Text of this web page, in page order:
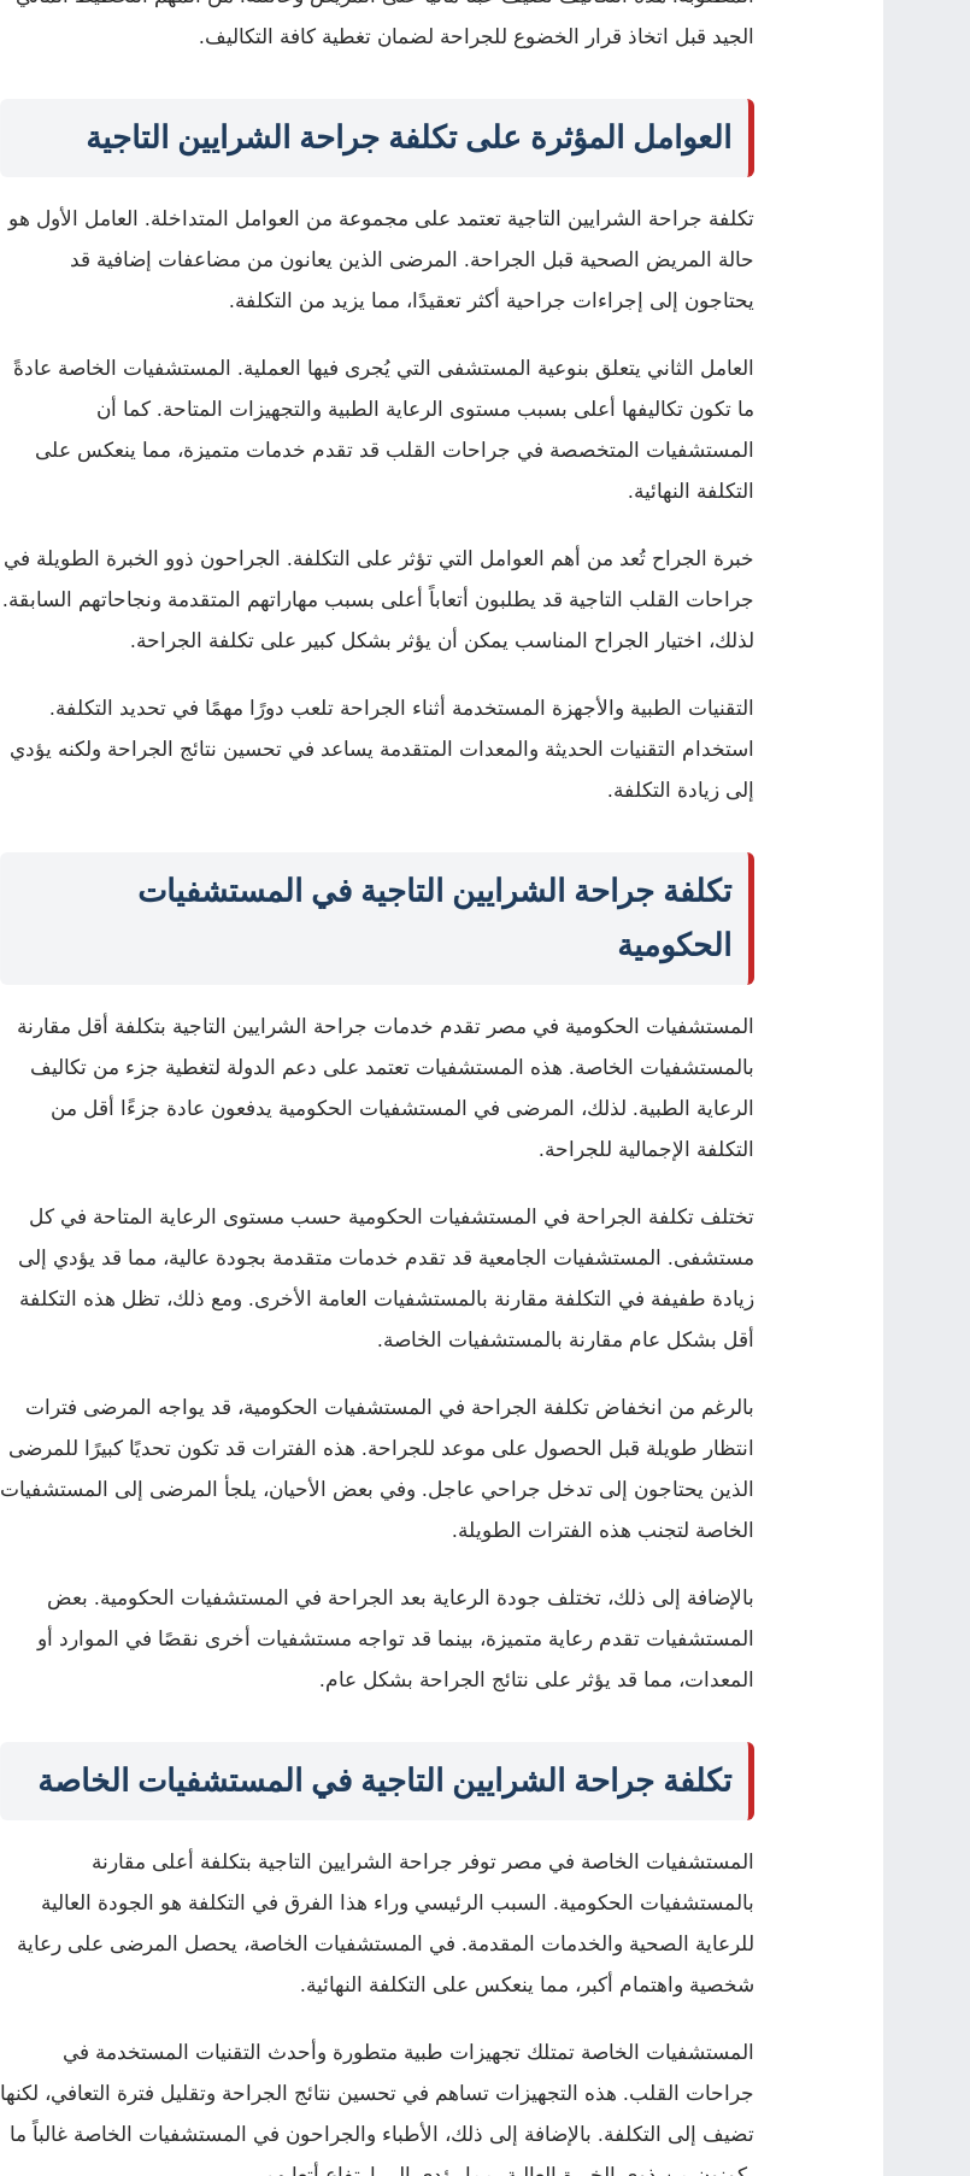
الجيد قبل اتخاذ قرار الخضوع للجراحة لضمان تغطية كافة التكاليف.
العوامل المؤثرة على تكلفة جراحة الشرايين التاجية
تكلفة جراحة الشرايين التاجية تعتمد على مجموعة من العوامل المتداخلة. العامل الأول هو
حالة المريض الصحية قبل الجراحة. المرضى الذين يعانون من مضاعفات إضافية قد
يحتاجون إلى إجراءات جراحية أكثر تعقيدًا، مما يزيد من التكلفة.
العامل الثاني يتعلق بنوعية المستشفى التي يُجرى فيها العملية. المستشفيات الخاصة عادةً
ما تكون تكاليفها أعلى بسبب مستوى الرعاية الطبية والتجهيزات المتاحة. كما أن
المستشفيات المتخصصة في جراحات القلب قد تقدم خدمات متميزة، مما ينعكس على
التكلفة النهائية.
خبرة الجراح تُعد من أهم العوامل التي تؤثر على التكلفة. الجراحون ذوو الخبرة الطويلة في
جراحات القلب التاجية قد يطلبون أتعاباً أعلى بسبب مهاراتهم المتقدمة ونجاحاتهم السابقة.
لذلك، اختيار الجراح المناسب يمكن أن يؤثر بشكل كبير على تكلفة الجراحة.
التقنيات الطبية والأجهزة المستخدمة أثناء الجراحة تلعب دورًا مهمًا في تحديد التكلفة.
استخدام التقنيات الحديثة والمعدات المتقدمة يساعد في تحسين نتائج الجراحة ولكنه يؤدي
إلى زيادة التكلفة.
تكلفة جراحة الشرايين التاجية في المستشفيات
الحكومية
المستشفيات الحكومية في مصر تقدم خدمات جراحة الشرايين التاجية بتكلفة أقل مقارنة
بالمستشفيات الخاصة. هذه المستشفيات تعتمد على دعم الدولة لتغطية جزء من تكاليف
الرعاية الطبية. لذلك، المرضى في المستشفيات الحكومية يدفعون عادة جزءًا أقل من
التكلفة الإجمالية للجراحة.
تختلف تكلفة الجراحة في المستشفيات الحكومية حسب مستوى الرعاية المتاحة في كل
مستشفى. المستشفيات الجامعية قد تقدم خدمات متقدمة بجودة عالية، مما قد يؤدي إلى
زيادة طفيفة في التكلفة مقارنة بالمستشفيات العامة الأخرى. ومع ذلك، تظل هذه التكلفة
أقل بشكل عام مقارنة بالمستشفيات الخاصة.
بالرغم من انخفاض تكلفة الجراحة في المستشفيات الحكومية، قد يواجه المرضى فترات
انتظار طويلة قبل الحصول على موعد للجراحة. هذه الفترات قد تكون تحديًا كبيرًا للمرضى
الذين يحتاجون إلى تدخل جراحي عاجل. وفي بعض الأحيان، يلجأ المرضى إلى المستشفيات
الخاصة لتجنب هذه الفترات الطويلة.
بالإضافة إلى ذلك، تختلف جودة الرعاية بعد الجراحة في المستشفيات الحكومية. بعض
المستشفيات تقدم رعاية متميزة، بينما قد تواجه مستشفيات أخرى نقصًا في الموارد أو
المعدات، مما قد يؤثر على نتائج الجراحة بشكل عام.
تكلفة جراحة الشرايين التاجية في المستشفيات الخاصة
المستشفيات الخاصة في مصر توفر جراحة الشرايين التاجية بتكلفة أعلى مقارنة
بالمستشفيات الحكومية. السبب الرئيسي وراء هذا الفرق في التكلفة هو الجودة العالية
للرعاية الصحية والخدمات المقدمة. في المستشفيات الخاصة، يحصل المرضى على رعاية
شخصية واهتمام أكبر، مما ينعكس على التكلفة النهائية.
المستشفيات الخاصة تمتلك تجهيزات طبية متطورة وأحدث التقنيات المستخدمة في
جراحات القلب. هذه التجهيزات تساهم في تحسين نتائج الجراحة وتقليل فترة التعافي، لكنها
تضيف إلى التكلفة. بالإضافة إلى ذلك، الأطباء والجراحون في المستشفيات الخاصة غالباً ما